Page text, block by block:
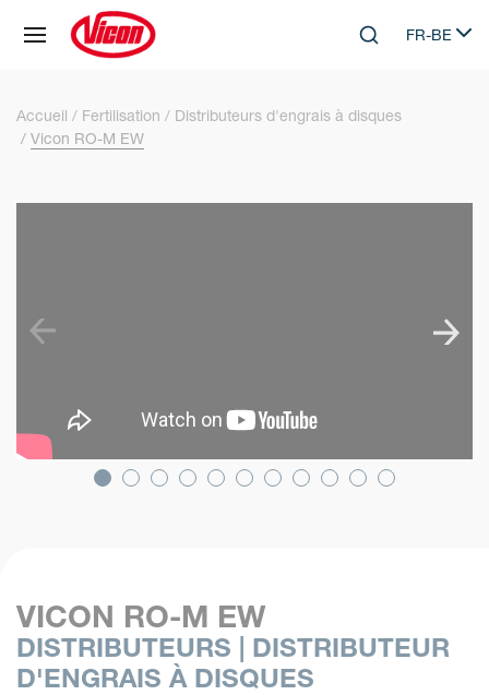
Skip to main content
SearchFR-BE
Select
Accueil Fertilisation
Distributeurs d'engrais à disques
Vicon RO-M EW
VICON RO-M EW
DISTRIBUTEURS | DISTRIBUTEUR
D'ENGRAIS À DISQUES
Panneau de gestion des cookies